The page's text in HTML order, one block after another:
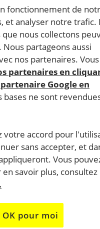
fonctionnement de
et analyser notre trafic.
nous collectons
partageons aussi
nos partenaires. Vous
partenaires en
Google en
bases ne sont
votre accord pour
sans accepter, et
Vous
savoir plus, consultez
OK pour moi